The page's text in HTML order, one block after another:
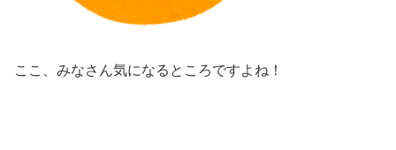
ここ、みなさん気になるところですよね！